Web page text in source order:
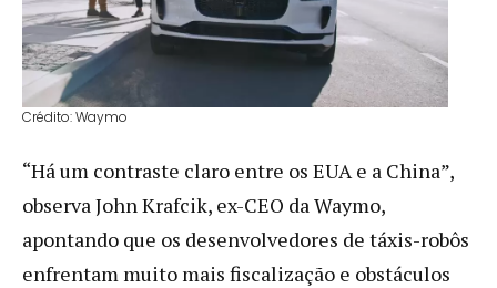
Crédito: Waymo
“Há um contraste claro entre os EUA e a China”,
observa John Krafcik, ex-CEO da Waymo,
apontando que os desenvolvedores de táxis-robôs
enfrentam muito mais fiscalização e obstáculos